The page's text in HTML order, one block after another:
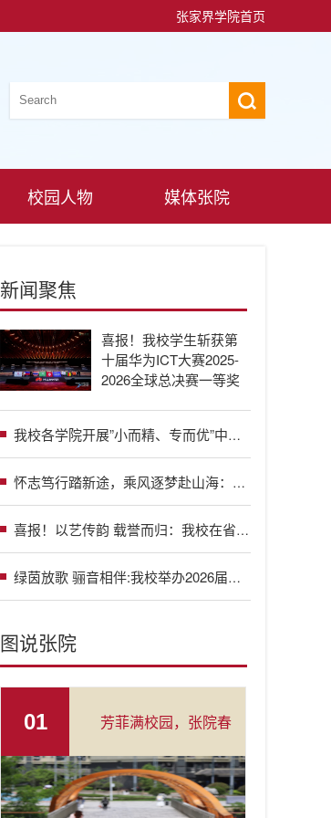
张家界学院首页
校园人物 媒体张院
新闻聚焦
喜报！我校学生斩获第
十届华为ICT大赛2025-
2026全球总决赛一等奖
我校各学院开展”小而精、专而优”中小型专场招聘会
怀志笃行踏新途，乘风逐梦赴山海：张家界学院举行2026届毕业典礼暨学士学位授予仪式
喜报！以艺传韵 载誉而归：我校在省级少数民族文艺调演中喜获佳绩
绿茵放歌 骊音相伴:我校举办2026届毕业生草坪音乐会
图说张院
01 芳菲满校园，张院春
日绘就治愈画卷